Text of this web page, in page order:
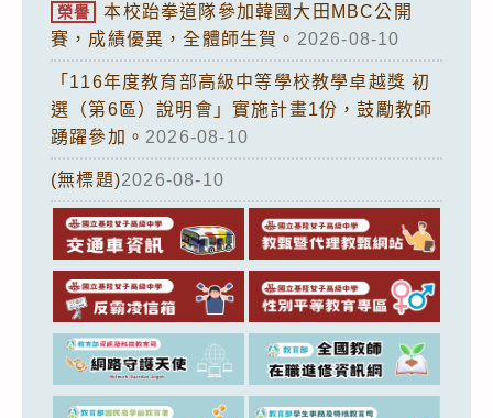
榮譽
本校跆拳道隊參加韓國大田MBC公開
賽，成績優異，全體師生賀。 2026-08-10
「116年度教育部高級中等學校教學卓越獎 初
選（第6區）說明會」實施計畫1份，鼓勵教師
踴躍參加。 2026-08-10
(無標題)2026-08-10